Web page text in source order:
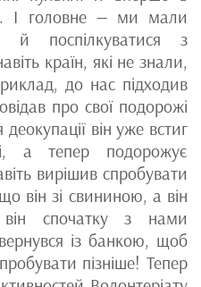
І головне — ми мали
й поспілкуватися з
країн, які не знали,
до нас підходив
про свої подорожі
він уже встиг
а тепер подорожує
вирішив спробувати
він зі свининою, а він
спочатку з нами
із банкою, щоб
пізніше! Тепер